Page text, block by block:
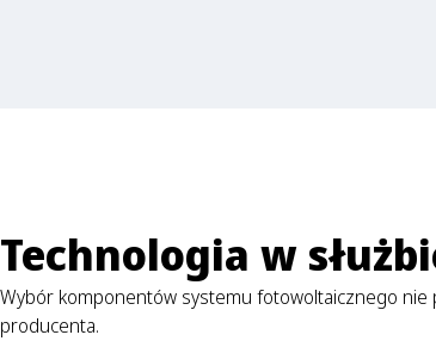
Technologia w
Wybór komponentów systemu fotowoltaicznego nie
producenta.